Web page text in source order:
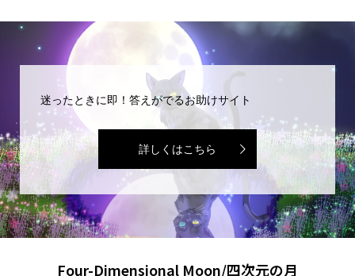
迷ったときに即！答えがでるお助けサイト
詳しくはこちら
Four-Dimensional Moon/四次元の月